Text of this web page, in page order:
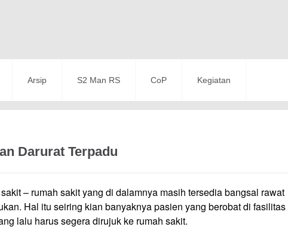
Arsip S2 Man RS CoP Kegiatan
Darurat Terpadu
– rumah sakit yang di dalamnya masih tersedia bangsal rawat
Hal itu seiring kian banyaknya pasien yang berobat di fasilitas
lalu harus segera dirujuk ke rumah sakit.